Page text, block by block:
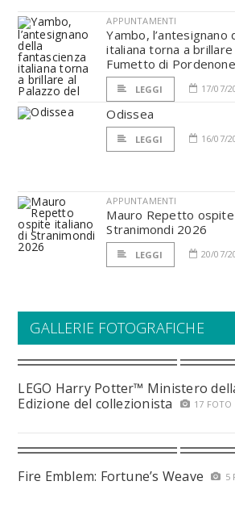
APPUNTAMENTI
Yambo, l’antesignano
italiana torna a
Fumetto di Pordenone
LEGGI 17/07/
Odissea
LEGGI 16/07/
APPUNTAMENTI
Mauro Repetto
Stranimondi 2026
LEGGI 20/07/
GALLERIE FOTOGRAFICHE
LEGO Harry Potter™ Ministero
Edizione del collezionista
17 FOTO
Fire Emblem: Fortune’s Weave 5